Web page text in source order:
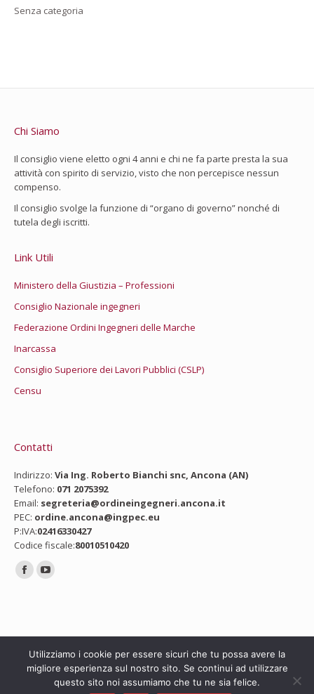
Senza categoria
Chi Siamo
Il consiglio viene eletto ogni 4 anni e chi ne fa parte presta la sua
attività con spirito di servizio, visto che non percepisce nessun
compenso.
Il consiglio svolge la funzione di “organo di governo” nonché di
tutela degli iscritti.
Link Utili
Ministero della Giustizia – Professioni
Consiglio Nazionale ingegneri
Federazione Ordini Ingegneri delle Marche
Inarcassa
Consiglio Superiore dei Lavori Pubblici (CSLP)
Censu
Contatti
Indirizzo: Via Ing. Roberto Bianchi snc, Ancona (AN)
Telefono: 071 2075392
Email: segreteria@ordineingegneri.ancona.it
PEC: ordine.ancona@ingpec.eu
P:IVA:02416330427
Codice fiscale:80010510420
Ci puoi trovare su:
Facebook
new
window
YouTube
new
window
Utilizziamo i cookie per essere sicuri che tu possa avere la
migliore esperienza sul nostro sito. Se continui ad utilizzare
questo sito noi assumiamo che tu ne sia felice.